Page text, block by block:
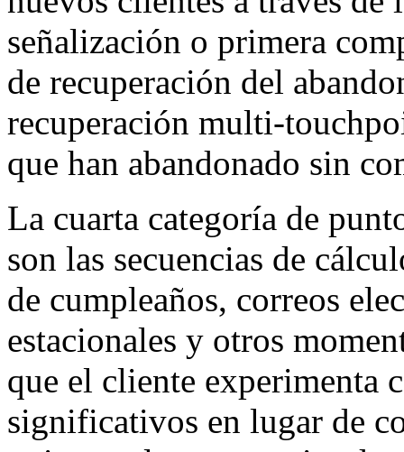
señalización o primera
de recuperación del
recuperación multi-
que han abandonado sin
La cuarta categoría de
son las secuencias de
de cumpleaños, correos
estacionales y otros
que el cliente experimenta
significativos en lugar de